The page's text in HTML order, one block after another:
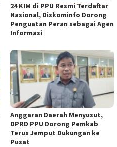
24 KIM di PPU Resmi Terdaftar
Nasional, Diskominfo Dorong
Penguatan Peran sebagai Agen
Informasi
Anggaran Daerah Menyusut,
DPRD PPU Dorong Pemkab
Terus Jemput Dukungan ke
Pusat